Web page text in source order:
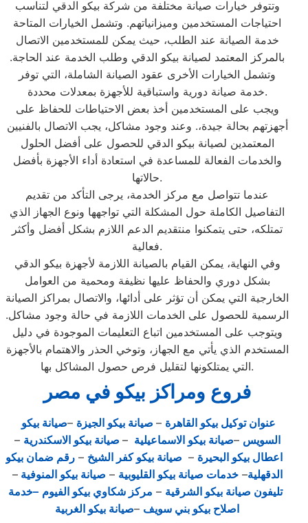
وتتوفر خيارات صيانة مختلفة من شركة بيكو الدقي لتناسب
احتياجات المستخدمين وميزانياتهم. وتشمل الخيارات المتاحة
خدمة الصيانة عند الطلب، حيث يمكن للمستخدمين الاتصال
بالمركز المعتمد لصيانة بيكو الدقي وطلب الخدمة عند الحاجة.
وتشمل الخيارات الأخرى عقود الصيانة الشاملة، التي توفر
خدمة صيانة دورية واستباقية للأجهزة بمعدلات محددة.
ويجب على المستخدمين أخذ بعض الاحتياطات للحفاظ على
أجهزتهم بحالة جيدة،. وعند وجود مشاكل، يجب الاتصال بالفنيين
المعتمدين لصيانة بيكو الدقي للحصول على أفضل الحلول
والخدمات الفعالة للمساعدة في استعادة أداء الأجهزة بأفضل
حالاتها.
عندما تتواصل مع مركز الخدمة، يرجى التأكد من تقديم
التفاصيل الكاملة حول المشكلة التي تواجهها ونوع الجهاز الذي
تمتلكه، حتى يتمكنوا منتقديم الدعم اللازم بشكل أفضل وأكثر
فعالية.
وفي النهاية، يمكن القيام بالصيانة اللازمة لأجهزة بيكو الدقي
بشكل دوري والحفاظ عليها نظيفة ومحمية من العوامل
الخارجية التي يمكن أن تؤثر على أدائها، والاتصال بمراكز الصيانة
الرسمية للحصول على الخدمات اللازمة في حالة وجود مشاكل.
ويتوجب على المستخدمين اتباع التعليمات الموجودة في دليل
المستخدم الذي يأتي مع الجهاز، وتوخي الحذر والاهتمام بالأجهزة
التي يمتلكونها لتقليل فرص حصول المشاكل بها.
فروع ومراكز بيكو في مصر
عنوان توكيل بيكو القاهرة – صيانة بيكو الجيزة –صيانة بيكو
السويس –صيانة بيكو الاسماعيلية – صيانة بيكو الاسكندرية –
اعطال بيكو البحيرة – صيانة بيكو كفر الشيخ – رقم ضمان بيكو
الدقهلية–خدمات صيانة بيكو القليوبية – صيانة بيكو المنوفية–
تليفون صيانة بيكو الشرقية – مركز شكاوي بيكو الفيوم –خدمة
اصلاح بيكو بني سويف –صيانة بيكو الغربية